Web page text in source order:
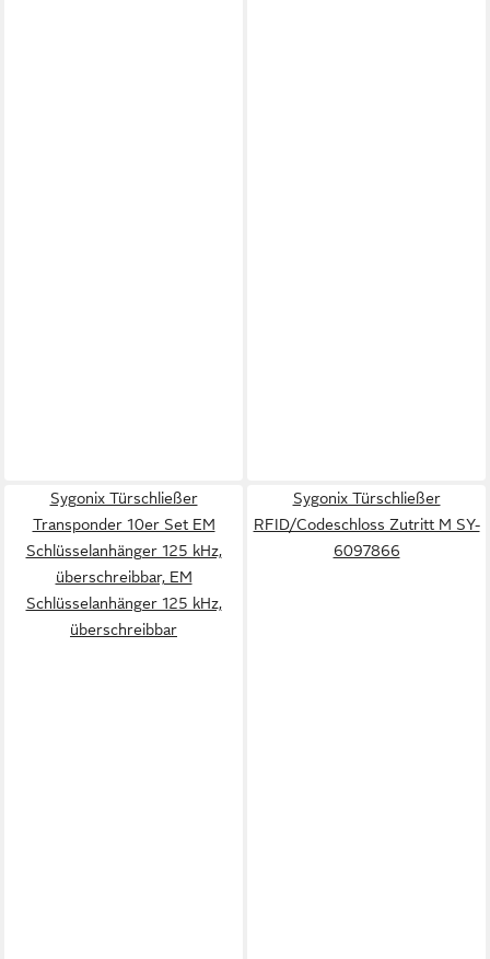
Sygonix Türschließer
Transponder 10er Set EM
Schlüsselanhänger 125 kHz,
überschreibbar, EM
Schlüsselanhänger 125 kHz,
überschreibbar
Sygonix Türschließer
RFID/Codeschloss Zutritt M SY-
6097866